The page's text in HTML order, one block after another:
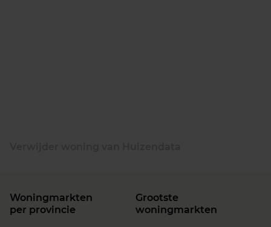
Woningmarkten
per provincie
Grootste
woningmarkten